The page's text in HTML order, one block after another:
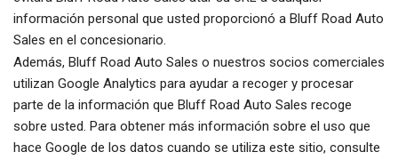
información personal que usted proporcionó a Bluff Road Auto
Sales en el concesionario.
Además, Bluff Road Auto Sales o nuestros socios comerciales
utilizan Google Analytics para ayudar a recoger y procesar
parte de la información que Bluff Road Auto Sales recoge
sobre usted. Para obtener más información sobre el uso que
hace Google de los datos cuando se utiliza este sitio, consulte